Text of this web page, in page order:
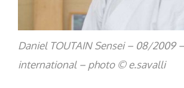
Daniel TOUTAIN Sensei – 08/2009
international – photo © e.savalli